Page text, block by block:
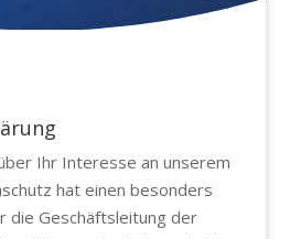
Ihr Interesse an unserem
hat einen besonders
die Geschäftsleitung der